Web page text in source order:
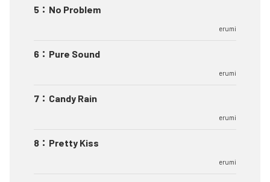
5 ： No Problem
erumi
6 ： Pure Sound
erumi
7 ： Candy Rain
erumi
8 ： Pretty Kiss
erumi